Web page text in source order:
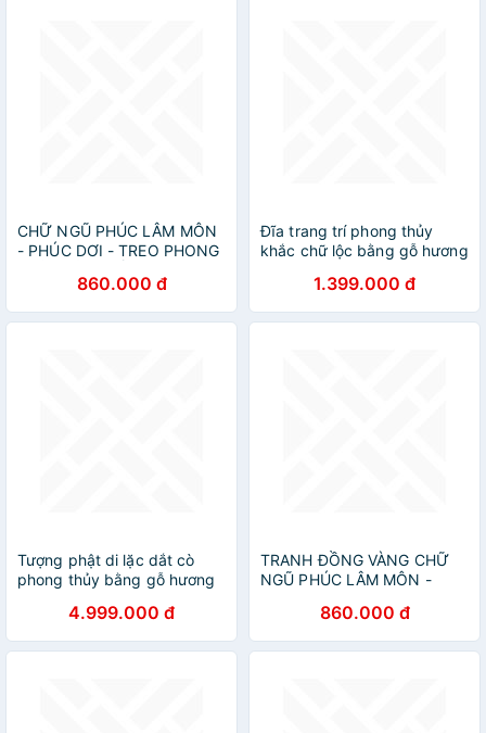
CHỮ NGŨ PHÚC LÂM MÔN
- PHÚC DƠI - TREO PHONG
NGUYÊN CHẤT
860.000 đ
Đĩa trang trí phong thủy
khắc chữ lộc bằng gỗ hương
1.399.000 đ
Tượng phật di lặc dắt cò
phong thủy bằng gỗ hương
4.999.000 đ
TRANH ĐỒNG VÀNG CHỮ
NGŨ PHÚC LÂM MÔN -
THỦY BẰNG ĐỒNG VÀNG
LIỀN TẤM
860.000 đ